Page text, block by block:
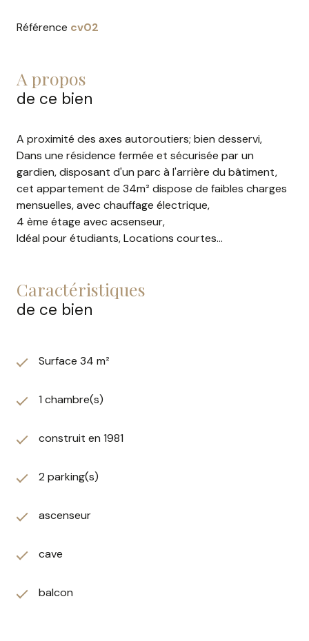
Référence cv02
a propos
de ce bien
A proximité des axes autoroutiers; bien desservi,
Dans une résidence fermée et sécurisée par un
gardien, disposant d'un parc à l'arrière du bâtiment,
cet appartement de 34m² dispose de faibles charges
mensuelles, avec chauffage électrique,
4 ème étage avec acsenseur,
Idéal pour étudiants, Locations courtes...
caractéristiques
de ce bien
Surface 34 m²
1 chambre(s)
construit en 1981
2 parking(s)
ascenseur
cave
balcon